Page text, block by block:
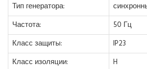
Тип генератора:
Частота:
50 Гц
Класс защиты:
IP23
Класс изоляции:
H